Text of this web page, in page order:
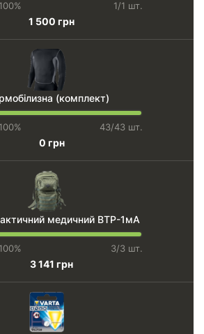
1/1 шт.
1 500 грн
(комплект)
43/43 шт.
0 грн
медичний ВТР-1мА
3/3 шт.
3 141 грн